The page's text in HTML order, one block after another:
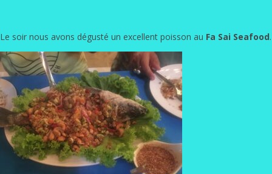
Le soir nous avons dégusté un excellent poisson au Fa Sai Seafood.